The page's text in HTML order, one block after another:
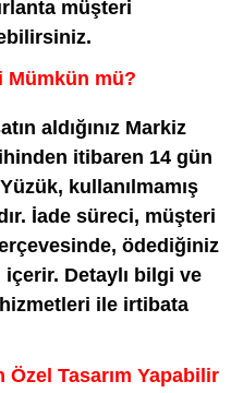
müşteri
Mümkün mü?
aldığınız Markiz
itibaren 14 gün
kullanılmamış
İade süreci, müşteri
ödediğiniz
içerir. Detaylı bilgi ve
ile irtibata
Tasarım Yapabilir